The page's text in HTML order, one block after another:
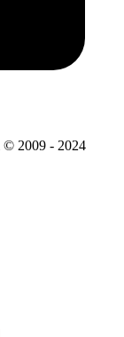
© 2009 - 2024